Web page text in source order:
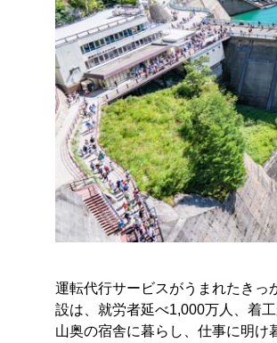
運転代行サービスがうまれたきっ
設は、就労者延べ1,000万人、着
山奥の宿舎に暮らし、仕事に明け